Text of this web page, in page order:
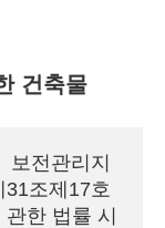
건축물
보전관리지
31조제17호
한 법률 시